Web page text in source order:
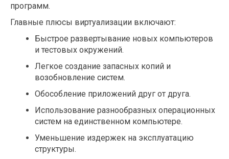
программ.
Главные плюсы виртуализации включают:
Быстрое развертывание новых компьютеров
и тестовых окружений.
Легкое создание запасных копий и
возобновление систем.
Обособление приложений друг от друга.
Использование разнообразных операционных
систем на единственном компьютере.
Уменьшение издержек на эксплуатацию
структуры.